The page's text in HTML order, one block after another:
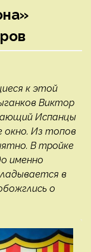
к этой
Виктор
Испанцы
окно. Из топов
В тройке
именно
в
о